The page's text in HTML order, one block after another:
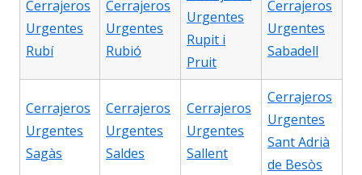
Cerrajeros
Urgentes
Rubí
Cerrajeros
Urgentes
Rubió
Urgentes
Rupit i
Pruit
Cerrajeros
Urgentes
Sabadell
Cerrajeros
Urgentes
Sagàs
Cerrajeros
Urgentes
Saldes
Cerrajeros
Urgentes
Sallent
Cerrajeros
Urgentes
Sant Adrià
de Besòs